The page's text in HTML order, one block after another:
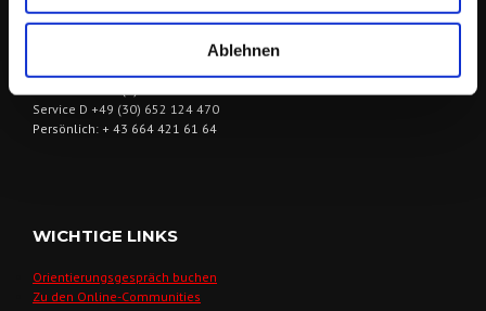
Ablehnen
Tel/WhatsApp: + 43 664 421 61 64
Service D +49 (30) 652 124 470
Persönlich: + 43 664 421 61 64
WICHTIGE LINKS
Orientierungsgespräch buchen
Zu den Online-Communities